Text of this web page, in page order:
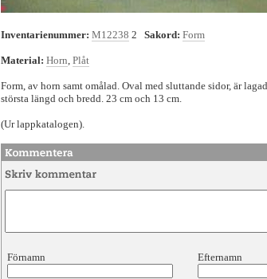
Inventarienummer: M12238 2 Sakord: Form
Material: Horn, Plåt
Form, av horn samt omålad. Oval med sluttande sidor, är
största längd och bredd. 23 cm och 13 cm.
(Ur lappkatalogen).
Förnamn Efternamn